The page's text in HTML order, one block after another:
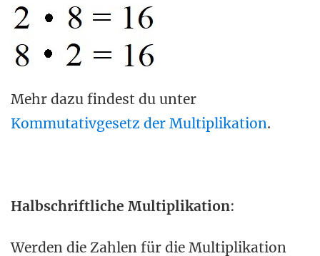
Mehr dazu findest du unter
Kommutativgesetz der Multiplikation.
Halbschriftliche Multiplikation:
Werden die Zahlen für die Multiplikation